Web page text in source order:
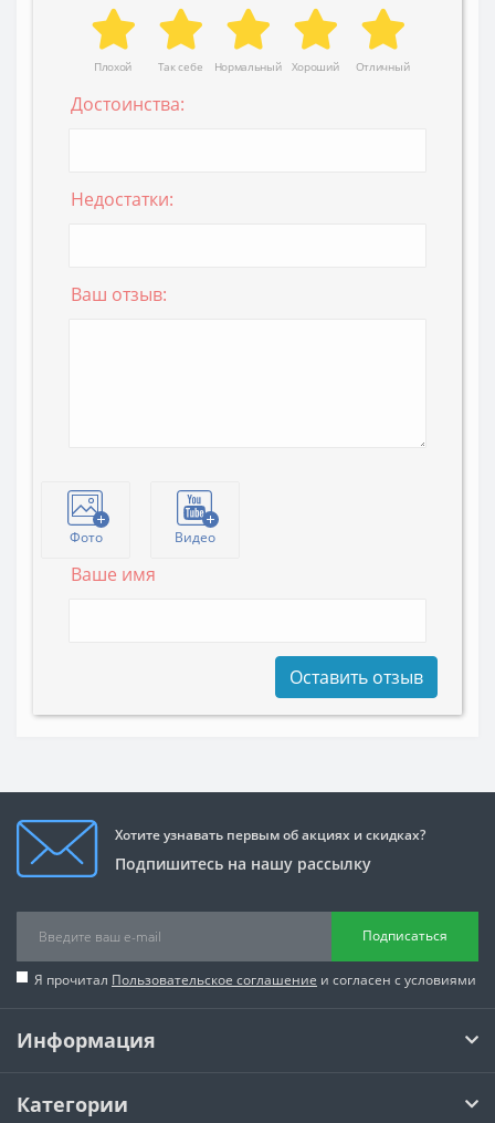
Плохой Так себе Нормальный Хороший Отличный
Достоинства:
Недостатки:
Ваш отзыв:
Фото Видео
Ваше имя
Оставить отзыв
Хотите узнавать первым об акциях и скидках?
Подпишитесь на нашу рассылку
Подписаться
Я прочитал Пользовательское соглашение и согласен с условиями
Информация
Категории